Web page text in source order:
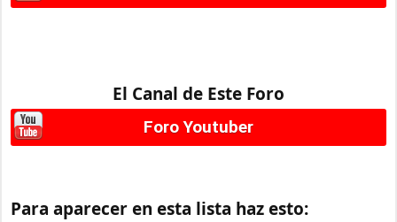
El Canal de Este Foro
Foro Youtuber
Para aparecer en esta lista haz esto: